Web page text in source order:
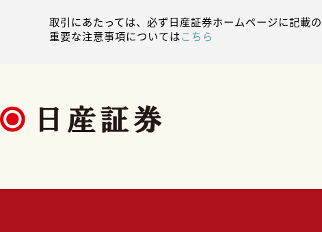
取引にあたっては、必ず日産証券ホームページに記載の
重要な注意事項についてはこちら